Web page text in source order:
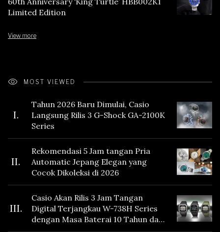
Limited Edition
View more
MOST VIEWED
I.
Tahun 2026 Baru Dimulai, Casio
Langsung Rilis 3 G-Shock GA-2100K
Series
II.
Rekomendasi 5 Jam tangan Pria
Automatic Jepang Elegan yang
Cocok Dikoleksi di 2026
III.
Casio Akan Rilis 3 Jam Tangan
Digital Terjangkau W-738H Series
dengan Masa Baterai 10 Tahun dan